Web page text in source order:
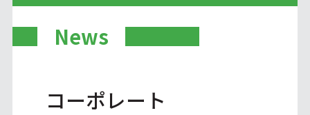
News
コーポレート